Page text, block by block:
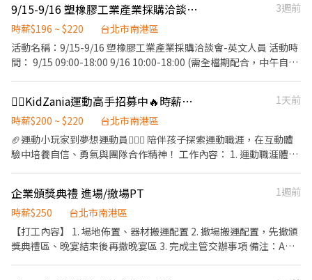
代健保、勞保自付額由公司負擔 ¥統一採<視訊面談>，預約面談時
間採<私訊約定>，請留意訊息
鐘。 ※公司免費供應午餐與飲料，無需自行排隊購買。 - 2. 工作地
點： - 台灣國際半導體展 (Semicon Taiwan) 台北南港展覽館 1 館
或 2 館 - 3. 報酬： - ・時薪：400 元 (休息時間亦照常計薪，3 天共
計 20.5 小時 ＝ 8,200 元) ・期滿完工獎金：1,800 元 - ※本獎金包
含「展前自主研讀參展單位資料」之準備補貼。 ※須完成以下【全
與預習 2. 全程參與3天展期勤務（無遲到早退欠勤） 3. 會期結束後1
週內提交A4約1-2頁之「展覽觀察報告」（提供簡易格式） - ★【最
高總計可領：10,000 元】 - 4. 工作內容： - 展場口譯與攤位協助 (日
文 ⇔ 中文) ・展場攤位留守、接待、諮詢、基本產品介紹 ・名片交
換、發放 DM、簡單了解顧客背景與需求 ・陪同日本參展者或貴賓
參觀展場並與其他參展者交流 ・協助攤位進場作業、核對物品清
單、物品搬運、歸位與擺設 ・活動期間庶務工作：展場簡易清潔、
整理與維護 ・其他主管交辦事項 - 5. 注意事項： - ・須具備良好日
語溝通能力 (日文檢定 N1 或同等日語水準) ・須具備良好華語溝通
能力 (華語文能力測驗流利精通級或同等華語水準) ・須 09/02-
09/04 全程皆可配合者。 ・工作須長時間站立，請評估自身體力狀
況。 ・會英文者尤佳，歡迎於自我推薦時說明！ ・如有長髮者，煩
請自備髮飾綁好，以利活動進行。 - ・著裝要求 (商務休閒風 Smart
9/15-9/16 塑橡膠工業產業採購洽談會-英文人員
3週前
時薪$196 ~ $220
台北市南港區
活動名稱：9/15-9/16 塑橡膠工業產業採購洽談會-英文人員 活動時
間： 9/15 09:00-18:00 9/16 10:00-18:00 (需全檔期配合，中午自行
次情況、登記候補，協助洽談並記錄、回收問卷、統整洽談會資
料、機動支援現場事務等 活動地點：南港展覽館一館(台北市南港區
經貿二路1號) 活動服裝：黑色正式服裝(白色襯衫+黑褲+黑西裝外套
+黑皮鞋/黑娃娃鞋) 活動薪資：職訓196/HR；活動NT220/HR 活動
意者，請寄簡歷及數張照片至bfhrs5b32@gmail.com，或和 温小
姐聯繫02-27201610 分機213
⛹🏻KidZania運動高手招募中🔥時薪最高220！無經驗也歡迎🙌🏻
1天前
時薪$200 ~ $220
台北市南港區
🏈運動小玩家到夢想運動員⛹🏻‍♂️ 陪伴孩子探索運動職涯，在互動體
驗中培養自信、勇氣與團隊合作精神！ 工作內容： 1. 運動職涯體驗
調等體驗，觀察兒童參與狀況，確保活動安全順利🌟。 3. 專業運動
引導：以活潑有趣的方式介紹運動知識📋，培養孩子們對運動的興
趣與自信😎。 4. 安全維護：檢查場館設備確保符合安全標準‼️ ⏰ 上
班時間 1. 需配合 08:30-21:30 排班。 2. 一個月至少排班 50 小時，
企業頒獎典禮 進場/撤場PT
1週前
時薪$250
台北市南港區
【打工內容】 1. 場地佈置、器材搬運配置 2. 撤場搬運配置，先撤頒
獎典禮區、晚宴結束後再撤晚宴區 3. 完成主管交辦事項 備注：A班